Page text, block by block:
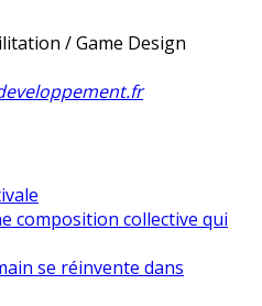
/ Game Design
composition collective qui
se réinvente dans